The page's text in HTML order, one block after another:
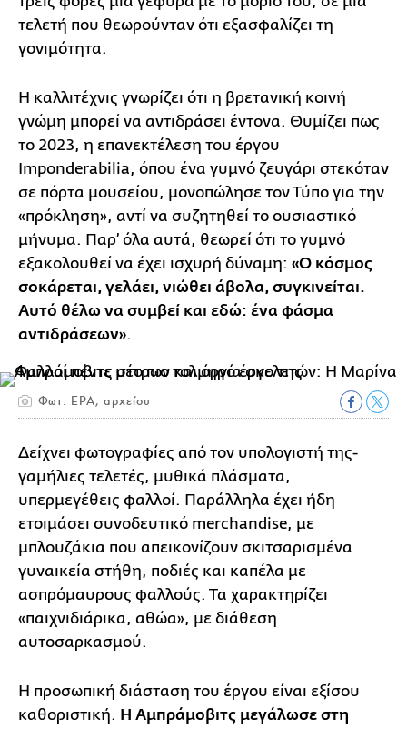
τελετή που θεωρούνταν ότι εξασφαλίζει τη
γονιμότητα.
Η καλλιτέχνις γνωρίζει ότι η βρετανική κοινή
γνώμη μπορεί να αντιδράσει έντονα. Θυμίζει πως
το 2023, η επανεκτέλεση του έργου
Imponderabilia, όπου ένα γυμνό ζευγάρι στεκόταν
σε πόρτα μουσείου, μονοπώλησε τον Τύπο για την
«πρόκληση», αντί να συζητηθεί το ουσιαστικό
μήνυμα. Παρ’ όλα αυτά, θεωρεί ότι το γυμνό
εξακολουθεί να έχει ισχυρή δύναμη: «Ο κόσμος
σοκάρεται, γελάει, νιώθει άβολα, συγκινείται.
Αυτό θέλω να συμβεί και εδώ: ένα φάσμα
αντιδράσεων».
Φωτ: EPA, αρχείου
Δείχνει φωτογραφίες από τον υπολογιστή της-
γαμήλιες τελετές, μυθικά πλάσματα,
υπερμεγέθεις φαλλοί. Παράλληλα έχει ήδη
ετοιμάσει συνοδευτικό merchandise, με
μπλουζάκια που απεικονίζουν σκιτσαρισμένα
γυναικεία στήθη, ποδιές και καπέλα με
ασπρόμαυρους φαλλούς. Τα χαρακτηρίζει
«παιχνιδιάρικα, αθώα», με διάθεση
αυτοσαρκασμού.
Η προσωπική διάσταση του έργου είναι εξίσου
καθοριστική. Η Αμπράμοβιτς μεγάλωσε στη